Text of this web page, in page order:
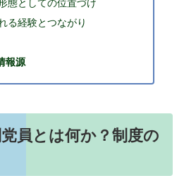
態としての位置づけ
る経験とつながり
報源
員とは何か？制度の